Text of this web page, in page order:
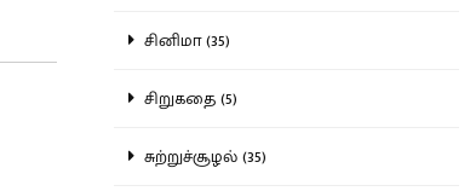
சினிமா (35)
சிறுகதை (5)
சுற்றுச்சூழல் (35)